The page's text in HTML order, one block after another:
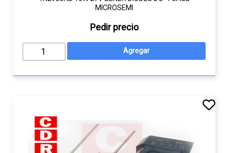
MICROSEMI
Pedir precio